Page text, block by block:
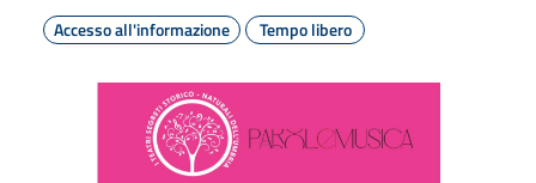
Accesso all'informazione
Tempo libero